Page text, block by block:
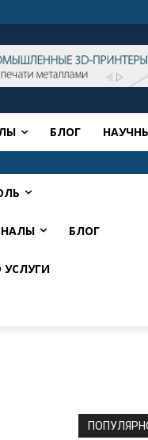
БЛОГ
БЛОГ
УСЛУГИ